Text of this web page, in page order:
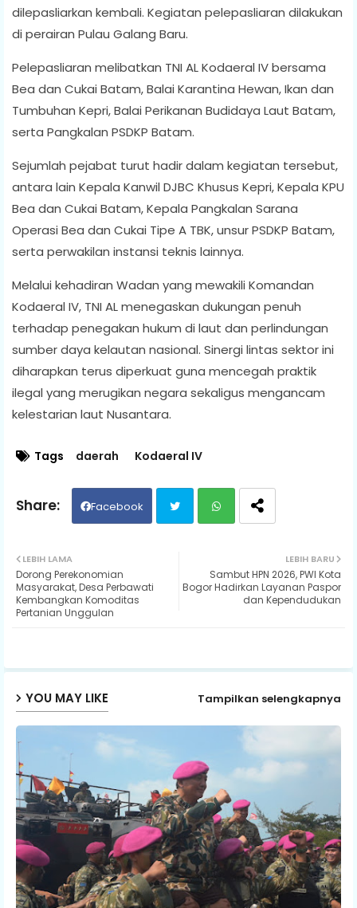
dilepasliarkan kembali. Kegiatan pelepasliaran dilakukan
di perairan Pulau Galang Baru.
Pelepasliaran melibatkan TNI AL Kodaeral IV bersama
Bea dan Cukai Batam, Balai Karantina Hewan, Ikan dan
Tumbuhan Kepri, Balai Perikanan Budidaya Laut Batam,
serta Pangkalan PSDKP Batam.
Sejumlah pejabat turut hadir dalam kegiatan tersebut,
antara lain Kepala Kanwil DJBC Khusus Kepri, Kepala KPU
Bea dan Cukai Batam, Kepala Pangkalan Sarana
Operasi Bea dan Cukai Tipe A TBK, unsur PSDKP Batam,
serta perwakilan instansi teknis lainnya.
Melalui kehadiran Wadan yang mewakili Komandan
Kodaeral IV, TNI AL menegaskan dukungan penuh
terhadap penegakan hukum di laut dan perlindungan
sumber daya kelautan nasional. Sinergi lintas sektor ini
diharapkan terus diperkuat guna mencegah praktik
ilegal yang merugikan negara sekaligus mengancam
kelestarian laut Nusantara.
Tags daerah Kodaeral IV
Facebook
ats
LEBIH BARU
Sambut HPN 2026, PWI Kota
Bogor Hadirkan Layanan Paspor
dan Kependudukan
LEBIH LAMA
Dorong Perekonomian
Masyarakat, Desa Perbawati
Kembangkan Komoditas
Pertanian Unggulan
YOU MAY LIKE Tampilkan selengkapnya